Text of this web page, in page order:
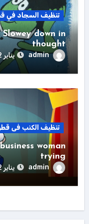
تنظيف السجاد في
down in
thought
admin يناير 12, 2020
تنظيف الكنب فى
woman
trying
admin يناير 12, 2020